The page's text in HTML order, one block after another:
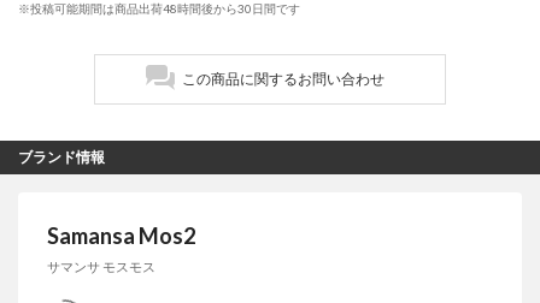
※投稿可能期間は商品出荷48時間後から30日間です
この商品に関するお問い合わせ
ブランド情報
Samansa Mos2
サマンサ モスモス